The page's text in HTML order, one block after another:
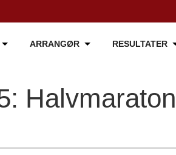
ARRANGØR RESULTATER